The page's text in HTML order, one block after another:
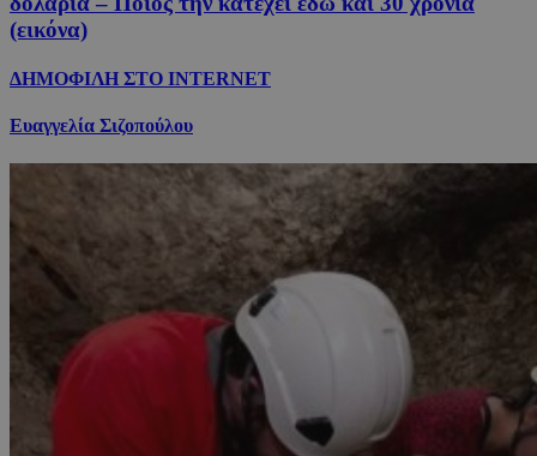
(εικόνα)
ΔΗΜΟΦΙΛΗ ΣΤΟ INTERNET
Ευαγγελία Σιζοπούλου